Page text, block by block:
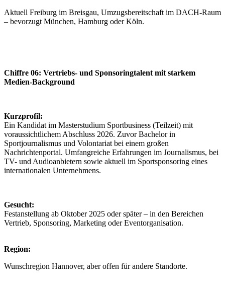
Aktuell Freiburg im Breisgau, Umzugsbereitschaft im DACH-Raum
– bevorzugt München, Hamburg oder Köln.
Chiffre 06: Vertriebs- und Sponsoringtalent mit starkem
Medien-Background
Kurzprofil:
Ein Kandidat im Masterstudium Sportbusiness (Teilzeit) mit
voraussichtlichem Abschluss 2026. Zuvor Bachelor in
Sportjournalismus und Volontariat bei einem großen
Nachrichtenportal. Umfangreiche Erfahrungen im Journalismus, bei
TV- und Audioanbietern sowie aktuell im Sportsponsoring eines
internationalen Unternehmens.
Gesucht:
Festanstellung ab Oktober 2025 oder später – in den Bereichen
Vertrieb, Sponsoring, Marketing oder Eventorganisation.
Region:
Wunschregion Hannover, aber offen für andere Standorte.